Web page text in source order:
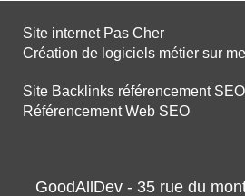
Site internet Pas Cher
Création de logiciels métier sur
Site Backlinks référencement SEO
Référencement Web SEO
GoodAllDev - 35 rue du